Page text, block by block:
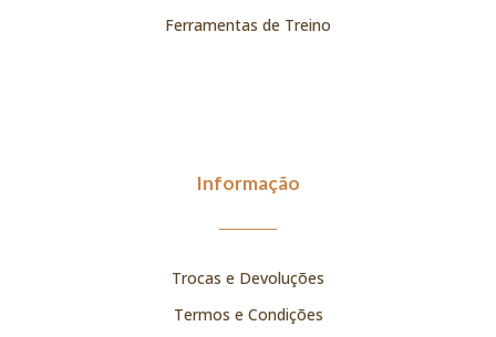
Ferramentas de Treino
Informação
Trocas e Devoluções
Termos e Condições